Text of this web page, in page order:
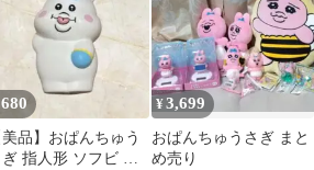
680
美品】おぱんちゅう
ぎ 指人形 ソフビ フ
¥3,699
おぱんちゅうさぎ まと
め売り